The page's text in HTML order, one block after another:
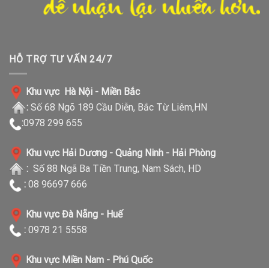
HỖ TRỢ TƯ VẤN 24/7
Khu vực Hà Nội - Miền Bắc
: Số 68 Ngõ 189 Cầu Diễn, Bắc Từ Liêm,HN
:0978 299 655
Khu vực Hải Dương - Quảng Ninh - Hải Phòng
: Số 88 Ngã Ba Tiền Trung, Nam Sách, HD
: 08 96697 666
Khu vực Đà Nẵng - Huế
: 0978 21 5558
Khu vực Miền Nam - Phú Quốc